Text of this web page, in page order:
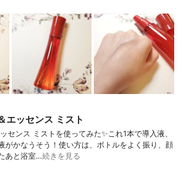
エッセンス ミスト
センス ミストを使ってみた✨これ1本で導入液、
がかなうそう！使い方は、ボトルをよく振り、顔
あと浴室…続きを見る